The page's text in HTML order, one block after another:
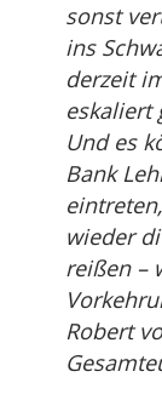
sonst
ins
derzeit
eskaliert
Und es
Bank
wieder
reißen –
Robert